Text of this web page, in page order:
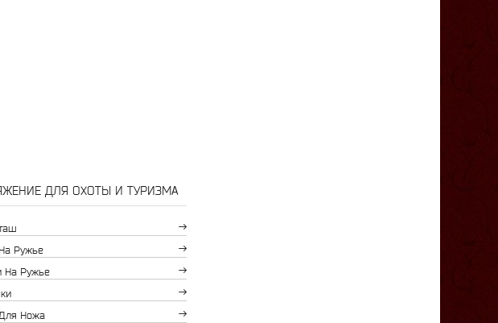
ДЛЯ ОХОТЫ И ТУРИЗМА
Ружье
На Ружье
Ножа